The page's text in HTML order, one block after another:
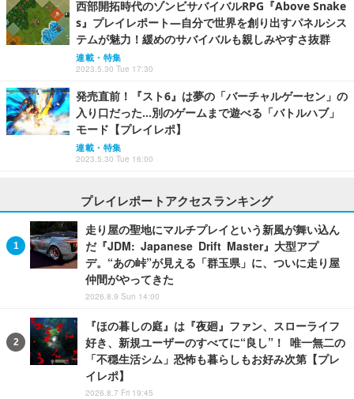
西部開拓時代のゾンビサバイバルRPG『Above Snake
s』プレイレポート―自分で世界を創り出すパネルシス
テムが魅力！緩めのサバイバルも親しみやすさ抜群
連載・特集
2023.5.30 Tue 17:30
発売直前！『スト6』は夢の「バーチャルゲーセン」の
入り口だった…別のゲームまで遊べる「バトルハブ」
モード【プレイレポ】
連載・特集
2023.5.30 Tue 16:00
プレイレポートアクセスランキング
走り屋の聖地にマルチプレイという新風が舞い込ん
だ『JDM: Japanese Drift Master』大型アプ
デ。“あの峠”が見える「群玉県」に、ついに走り屋
仲間がやってきた
2026.8.9 Sun 14:00
『ほの暮しの庭』は『夜廻』ファン、スローライフ
好き、新規ユーザーのすべてに“良し”！ 唯一無二の
「不穏生活シム」恐怖も暮らしもお好み次第【プレ
イレポ】
2026.8.7 Fri 19:45